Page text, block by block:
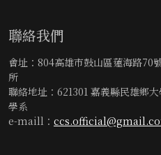
聯絡我們
會址：804高雄市鼓山區蓮海路70
所
聯絡地址：621301 嘉義縣民雄鄉
學系
e-maill：